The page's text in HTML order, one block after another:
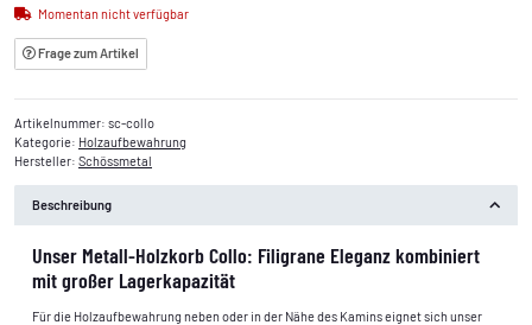
Momentan nicht verfügbar
Frage zum Artikel
Artikelnummer: sc-collo
Kategorie: Holzaufbewahrung
Hersteller: Schössmetal
Beschreibung
Unser Metall-Holzkorb Collo: Filigrane Eleganz kombiniert
mit großer Lagerkapazität
Für die Holzaufbewahrung neben oder in der Nähe des Kamins eignet sich unser